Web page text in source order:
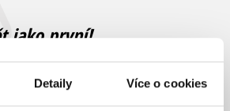
Detaily Více o cookies
jako první!
právě vychází, na jaké zboží je výhodná
ceny? Přihlášením k odběru našich e-
se zpracováním osobních údajů